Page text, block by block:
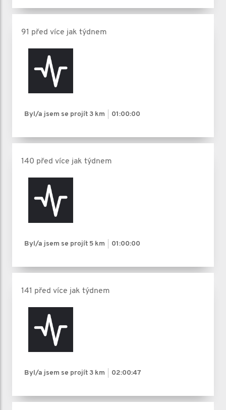
91 před více jak týdnem
Byl/a jsem se projít 3 km 01:00:00
140 před více jak týdnem
Byl/a jsem se projít 5 km 01:00:00
141 před více jak týdnem
Byl/a jsem se projít 3 km 02:00:47